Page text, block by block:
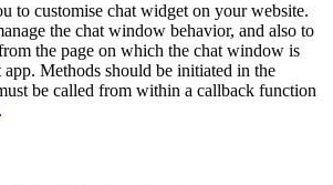
to customise chat widget on your website.
the chat window behavior, and also to
the page on which the chat window is
Methods should be initiated in the
be called from within a callback function
.